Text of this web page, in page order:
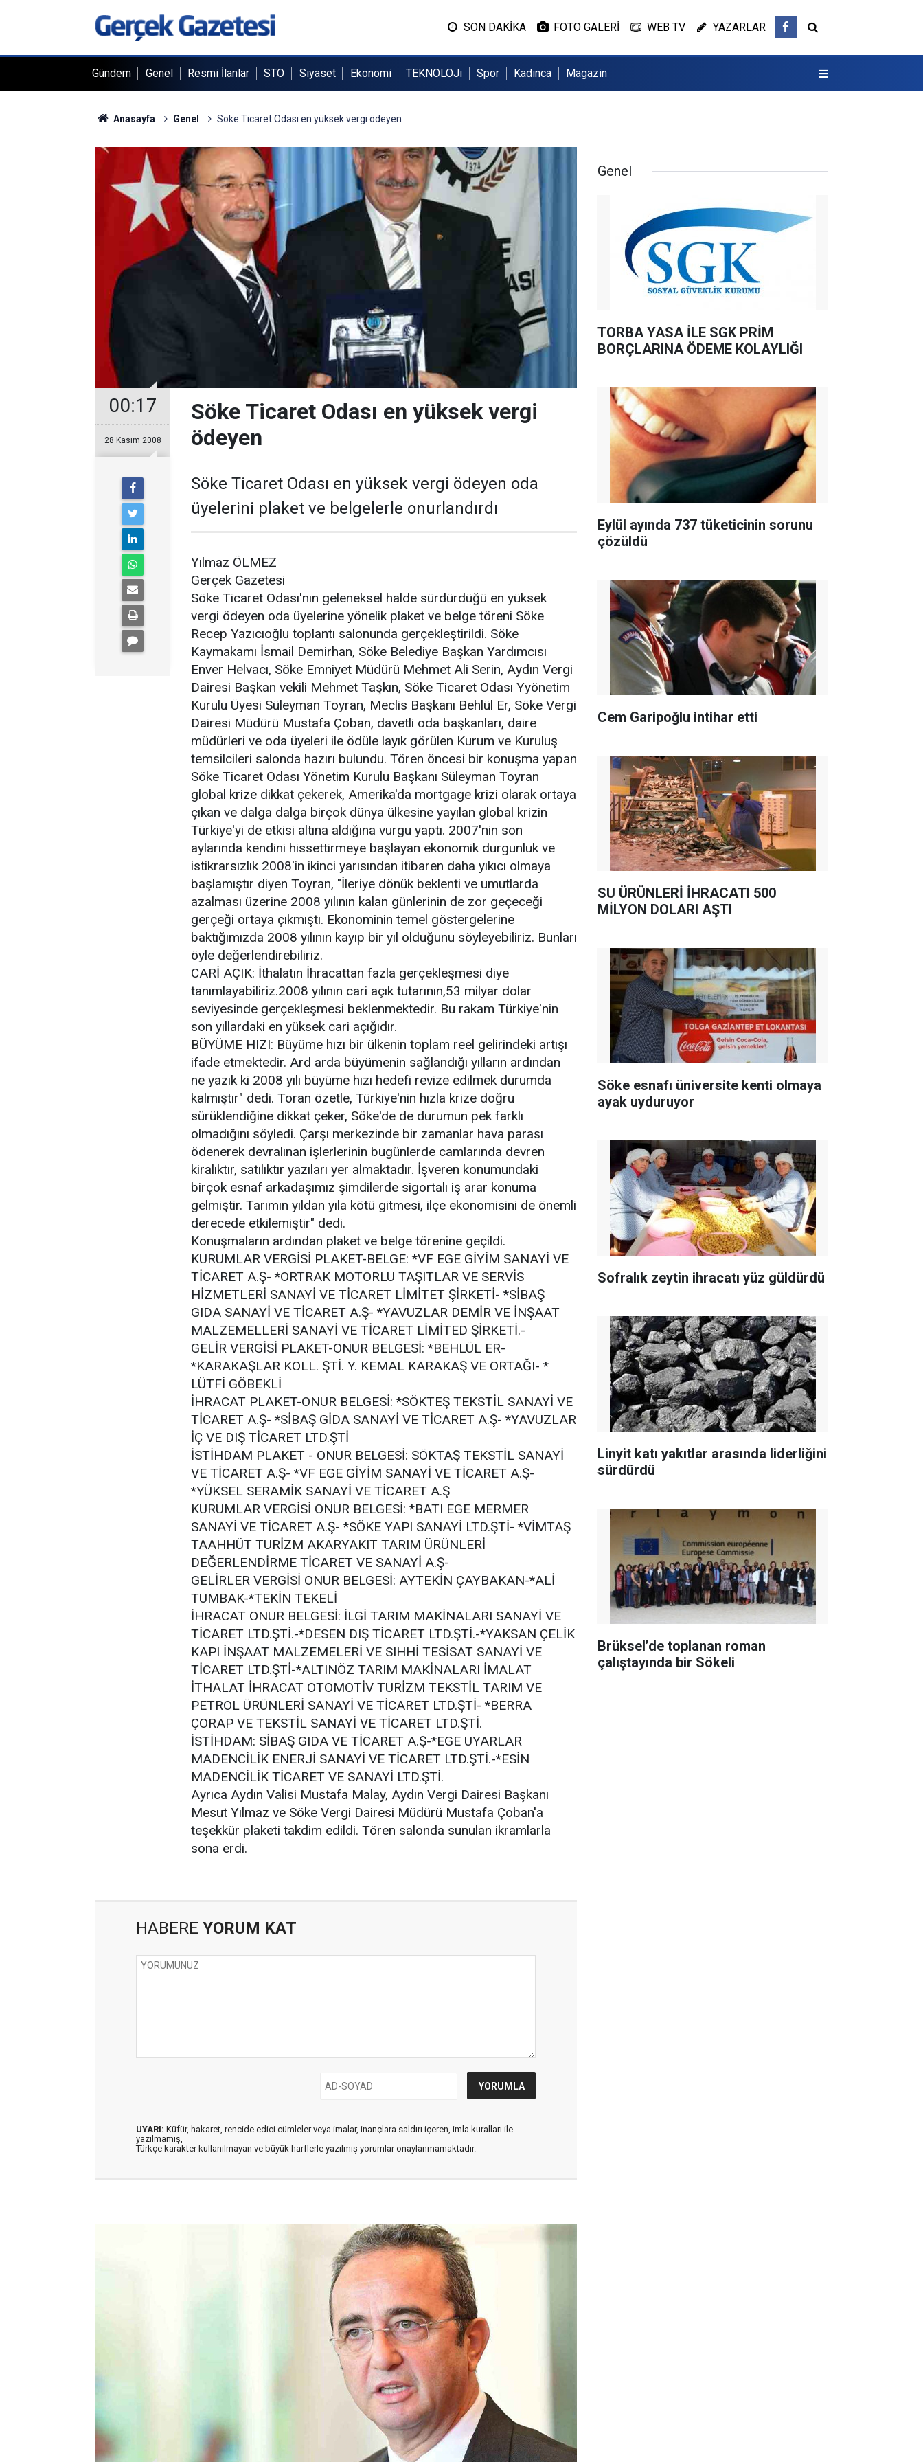
SON DAKİKA FOTO GALERİ WEB TV YAZARLAR
Gündem Genel Resmi İlanlar STO Siyaset Ekonomi TEKNOLOJi Spor Kadınca Magazin
Anasayfa Genel Söke Ticaret Odası en yüksek vergi ödeyen
00:17
28 Kasım 2008
Söke Ticaret Odası en yüksek vergi
ödeyen
Söke Ticaret Odası en yüksek vergi ödeyen oda
üyelerini plaket ve belgelerle onurlandırdı
Yılmaz ÖLMEZ
Gerçek Gazetesi
Söke Ticaret Odası'nın geleneksel halde sürdürdüğü en yüksek
vergi ödeyen oda üyelerine yönelik plaket ve belge töreni Söke
Recep Yazıcıoğlu toplantı salonunda gerçekleştirildi. Söke
Kaymakamı İsmail Demirhan, Söke Belediye Başkan Yardımcısı
Enver Helvacı, Söke Emniyet Müdürü Mehmet Ali Serin, Aydın Vergi
Dairesi Başkan vekili Mehmet Taşkın, Söke Ticaret Odası Yyönetim
Kurulu Üyesi Süleyman Toyran, Meclis Başkanı Behlül Er, Söke Vergi
Dairesi Müdürü Mustafa Çoban, davetli oda başkanları, daire
müdürleri ve oda üyeleri ile ödüle layık görülen Kurum ve Kuruluş
temsilcileri salonda hazırı bulundu. Tören öncesi bir konuşma yapan
Söke Ticaret Odası Yönetim Kurulu Başkanı Süleyman Toyran
global krize dikkat çekerek, Amerika'da mortgage krizi olarak ortaya
çıkan ve dalga dalga birçok dünya ülkesine yayılan global krizin
Türkiye'yi de etkisi altına aldığına vurgu yaptı. 2007'nin son
aylarında kendini hissettirmeye başlayan ekonomik durgunluk ve
istikrarsızlık 2008'in ikinci yarısından itibaren daha yıkıcı olmaya
başlamıştır diyen Toyran, "İleriye dönük beklenti ve umutlarda
azalması üzerine 2008 yılının kalan günlerinin de zor geçeceği
gerçeği ortaya çıkmıştı. Ekonominin temel göstergelerine
baktığımızda 2008 yılının kayıp bir yıl olduğunu söyleyebiliriz. Bunları
öyle değerlendirebiliriz.
CARİ AÇIK: İthalatın İhracattan fazla gerçekleşmesi diye
tanımlayabiliriz.2008 yılının cari açık tutarının,53 milyar dolar
seviyesinde gerçekleşmesi beklenmektedir. Bu rakam Türkiye'nin
son yıllardaki en yüksek cari açığıdır.
BÜYÜME HIZI: Büyüme hızı bir ülkenin toplam reel gelirindeki artışı
ifade etmektedir. Ard arda büyümenin sağlandığı yılların ardından
ne yazık ki 2008 yılı büyüme hızı hedefi revize edilmek durumda
kalmıştır" dedi. Toran özetle, Türkiye'nin hızla krize doğru
sürüklendiğine dikkat çeker, Söke'de de durumun pek farklı
olmadığını söyledi. Çarşı merkezinde bir zamanlar hava parası
ödenerek devralınan işlerlerinin bugünlerde camlarında devren
kiralıktır, satılıktır yazıları yer almaktadır. İşveren konumundaki
birçok esnaf arkadaşımız şimdilerde sigortalı iş arar konuma
gelmiştir. Tarımın yıldan yıla kötü gitmesi, ilçe ekonomisini de önemli
derecede etkilemiştir" dedi.
Konuşmaların ardından plaket ve belge törenine geçildi.
KURUMLAR VERGİSİ PLAKET-BELGE: *VF EGE GİYİM SANAYİ VE
TİCARET A.Ş- *ORTRAK MOTORLU TAŞITLAR VE SERVİS
HİZMETLERİ SANAYİ VE TİCARET LİMİTET ŞİRKETİ- *SİBAŞ
GIDA SANAYİ VE TİCARET A.Ş- *YAVUZLAR DEMİR VE İNŞAAT
MALZEMELLERİ SANAYİ VE TİCARET LİMİTED ŞİRKETİ.-
GELİR VERGİSİ PLAKET-ONUR BELGESİ: *BEHLÜL ER-
*KARAKAŞLAR KOLL. ŞTİ. Y. KEMAL KARAKAŞ VE ORTAĞI- *
LÜTFİ GÖBEKLİ
İHRACAT PLAKET-ONUR BELGESİ: *SÖKTEŞ TEKSTİL SANAYİ VE
TİCARET A.Ş- *SİBAŞ GİDA SANAYİ VE TİCARET A.Ş- *YAVUZLAR
İÇ VE DIŞ TİCARET LTD.ŞTİ
İSTİHDAM PLAKET - ONUR BELGESİ: SÖKTAŞ TEKSTİL SANAYİ
VE TİCARET A.Ş- *VF EGE GİYİM SANAYİ VE TİCARET A.Ş-
*YÜKSEL SERAMİK SANAYİ VE TİCARET A.Ş
KURUMLAR VERGİSİ ONUR BELGESİ: *BATI EGE MERMER
SANAYİ VE TİCARET A.Ş- *SÖKE YAPI SANAYİ LTD.ŞTİ- *VİMTAŞ
TAAHHÜT TURİZM AKARYAKIT TARIM ÜRÜNLERİ
DEĞERLENDİRME TİCARET VE SANAYİ A.Ş-
GELİRLER VERGİSİ ONUR BELGESİ: AYTEKİN ÇAYBAKAN-*ALİ
TUMBAK-*TEKİN TEKELİ
İHRACAT ONUR BELGESİ: İLGİ TARIM MAKİNALARI SANAYİ VE
TİCARET LTD.ŞTİ.-*DESEN DIŞ TİCARET LTD.ŞTİ.-*YAKSAN ÇELİK
KAPI İNŞAAT MALZEMELERİ VE SIHHİ TESİSAT SANAYİ VE
TİCARET LTD.ŞTİ-*ALTINÖZ TARIM MAKİNALARI İMALAT
İTHALAT İHRACAT OTOMOTİV TURİZM TEKSTİL TARIM VE
PETROL ÜRÜNLERİ SANAYİ VE TİCARET LTD.ŞTİ- *BERRA
ÇORAP VE TEKSTİL SANAYİ VE TİCARET LTD.ŞTİ.
İSTİHDAM: SİBAŞ GIDA VE TİCARET A.Ş-*EGE UYARLAR
MADENCİLİK ENERJİ SANAYİ VE TİCARET LTD.ŞTİ.-*ESİN
MADENCİLİK TİCARET VE SANAYİ LTD.ŞTİ.
Ayrıca Aydın Valisi Mustafa Malay, Aydın Vergi Dairesi Başkanı
Mesut Yılmaz ve Söke Vergi Dairesi Müdürü Mustafa Çoban'a
teşekkür plaketi takdim edildi. Tören salonda sunulan ikramlarla
sona erdi.
HABERE YORUM KAT
UYARI: Küfür, hakaret, rencide edici cümleler veya imalar, inançlara saldırı içeren, imla kuralları ile
yazılmamış,
Türkçe karakter kullanılmayan ve büyük harflerle yazılmış yorumlar onaylanmamaktadır.
Genel
TORBA YASA İLE SGK PRİM
BORÇLARINA ÖDEME KOLAYLIĞI
Eylül ayında 737 tüketicinin sorunu
çözüldü
Cem Garipoğlu intihar etti
SU ÜRÜNLERİ İHRACATI 500
MİLYON DOLARI AŞTI
Söke esnafı üniversite kenti olmaya
ayak uyduruyor
Sofralık zeytin ihracatı yüz güldürdü
Linyit katı yakıtlar arasında liderliğini
sürdürdü
Brüksel’de toplanan roman
çalıştayında bir Sökeli